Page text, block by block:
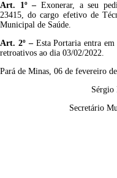
Art. 1º – Exonerar, a seu
23415, do cargo efetivo de
Municipal de Saúde.
Art. 2º – Esta Portaria entra
retroativos ao dia 03/02/2022.
Pará de Minas, 06 de fevereiro
Sérgio
Secretário